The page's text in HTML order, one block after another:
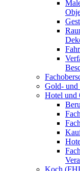
Gold- und
Hotel und
Koch